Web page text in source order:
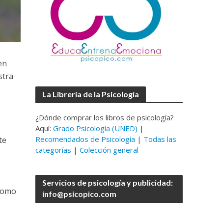
La Librería de la Psicología
¿Dónde comprar los libros de psicología?
Aquí:Grado Psicología (UNED) |
Recomendados de Psicología | Todas las
categorías |Colección general
Servicios de psicología y publicidad:
info@psicopico.com